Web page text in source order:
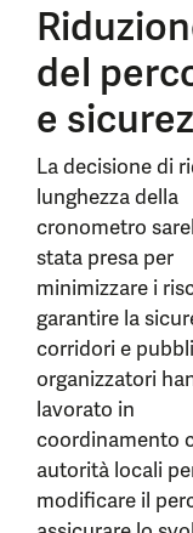
del
e
La decisione di
lunghezza della
cronometro
stata presa per
minimizzare i
garantire la
corridori e
organizzatori
lavorato in
coordinamento
autorità locali
modificare il